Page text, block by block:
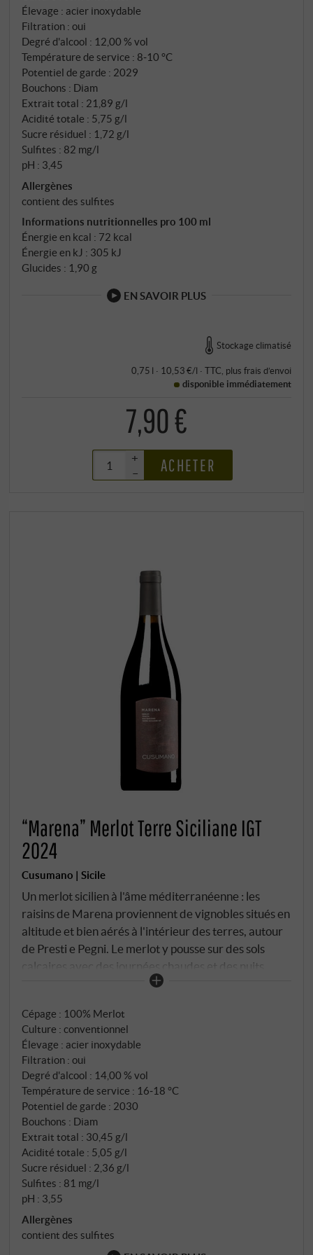
et une légère finale salée et minérale.
SUPERIORE.DE
Élevage : acier inoxydable
Filtration : oui
Degré d'alcool : 12,00 % vol
Température de service : 8‑10 °C
Potentiel de garde : 2029
Bouchons : Diam
Extrait total : 21,89 g/l
Acidité totale : 5,75 g/l
Sucre résiduel : 1,72 g/l
Sulfites : 82 mg/l
pH : 3,45
Allergènes
contient des sulfites
Informations nutritionnelles pro 100 ml
Énergie en kcal : 72 kcal
Énergie en kJ : 305 kJ
Glucides : 1,90 g
EN SAVOIR PLUS
Stockage climatisé
0,75 l · 10,53 €/l · TTC, plus frais d’envoi
disponible immédiatement
7,90 €
+
–
ACHETER
“Marena” Merlot Terre Siciliane IGT
2024
Cusumano | Sicile
Un merlot sicilien à l'âme méditerranéenne : les
raisins de Marena proviennent de vignobles situés en
altitude et bien aérés à l'intérieur des terres, autour
de Presti e Pegni. Le merlot y pousse sur des sols
calcaires avec des journées chaudes et des nuits
fraîches, ce qui permet une maturation idéale. Dans
reflets pourpres. Le nez s'ouvre sur des arômes de
cerise juteuse, de prune et un soupçon d'épices aux
herbes. En bouche, il est rond, juteux et accessible
avec des tanins bien intégrés, une fraîcheur douce et
une finale agréablement sèche. L'élevage en cuve
inox préserve le fruit et la typicité du cépage. Un
merlot simple mais harmonieux qui, par son
caractère accessible, accompagne parfaitement les
pizzas, les pâtes et les moments de détente au
quotidien – sicilien et plein de caractère.
SUPERIORE.DE
Cépage : 100% Merlot
Culture : conventionnel
Élevage : acier inoxydable
Filtration : oui
Degré d'alcool : 14,00 % vol
Température de service : 16‑18 °C
Potentiel de garde : 2030
Bouchons : Diam
Extrait total : 30,45 g/l
Acidité totale : 5,05 g/l
Sucre résiduel : 2,36 g/l
Sulfites : 81 mg/l
pH : 3,55
Allergènes
contient des sulfites